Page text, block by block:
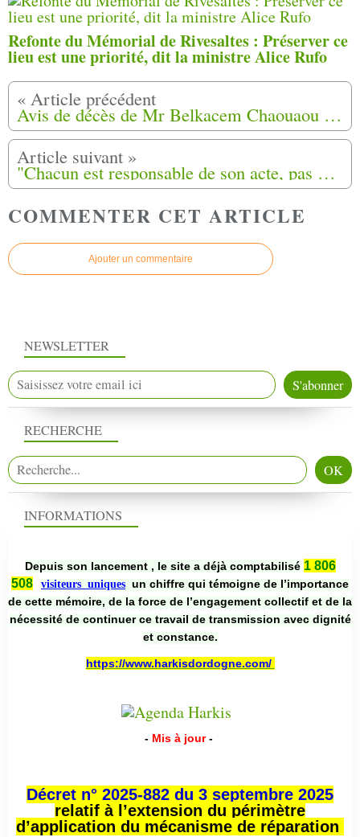
Refonte du Mémorial de Rivesaltes : Préserver ce
lieu est une priorité, dit la ministre Alice Rufo
Avis de décès de Mr Belkacem Chaouaou à Ingré (45)
"Chacun est responsable de son acte, pas une communauté !" Carcassonne (11)
COMMENTER CET ARTICLE
Ajouter un commentaire
NEWSLETTER
RECHERCHE
INFORMATIONS
Depuis son lancement , le site a déjà comptabilisé 1 806
508
visiteurs uniques un chiffre qui témoigne de l’importance
de cette mémoire, de la force de l’engagement collectif et de la
nécessité de continuer ce travail de transmission avec dignité
et constance.
https://www.harkisdordogne.com/
- Mis à jour -
Décret n° 2025-882 du 3 septembre 2025
relatif à l’extension du périmètre
d’application du mécanisme de réparation